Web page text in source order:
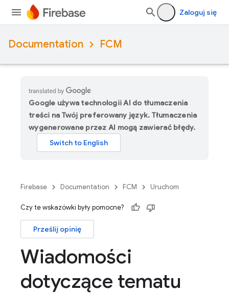
Zaloguj się
Documentation FCM
Google używa technologii AI do tłumaczenia
treści na Twój preferowany język. Tłumaczenia
wygenerowane przez AI mogą zawierać błędy.
Firebase Documentation FCM Uruchom
Czy te wskazówki były pomocne?
Prześlij opinię
Wiadomości
dotyczące tematu